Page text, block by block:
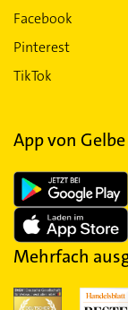
Facebook
Pinterest
TikTok
App von
Mehrfach